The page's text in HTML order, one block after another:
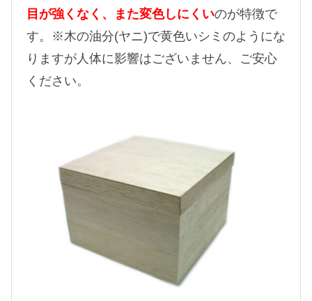
目が強くなく、また変色しにくいのが特徴で
す。※木の油分(ヤニ)で黄色いシミのようにな
りますが人体に影響はございません、ご安心
ください。